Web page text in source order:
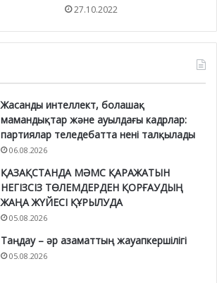
27.10.2022
Жасанды интеллект, болашақ
мамандықтар және ауылдағы кадрлар:
партиялар теледебатта нені талқылады
06.08.2026
ҚАЗАҚСТАНДА МӘМС ҚАРАЖАТЫН
НЕГІЗСІЗ ТӨЛЕМДЕРДЕН ҚОРҒАУДЫҢ
ЖАҢА ЖҮЙЕСІ ҚҰРЫЛУДА
05.08.2026
Таңдау – әр азаматтың жауапкершілігі
05.08.2026